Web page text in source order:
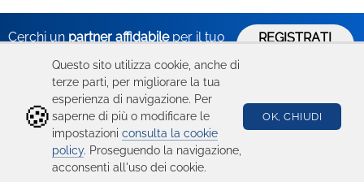
Cerchi un partner affidabileper il tuo
REGISTRATI
Hai bisogno
di aiuto?
Condizioni d'uso
Catalogo
Ricambi
Device
Seguici su
🍪
Questo sito utilizza cookie, anche di
terze parti, per migliorare la tua
esperienza di navigazione. Per
saperne di più o modificare le
impostazioni consulta la cookie
policy. Proseguendo la navigazione,
acconsenti all'uso dei cookie.
OK, CHIUDI